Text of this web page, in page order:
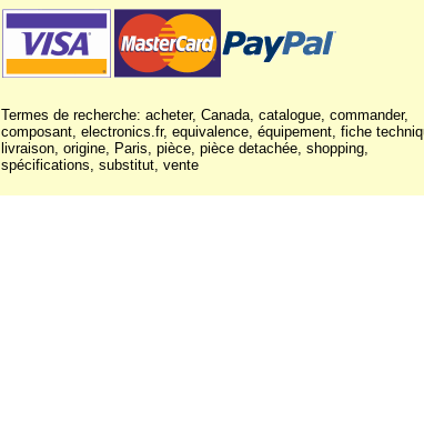
Termes de recherche: acheter, Canada, catalogue, commander,
composant, electronics.fr, equivalence, équipement, fiche
livraison, origine, Paris, pièce, pièce detachée, shopping,
spécifications, substitut, vente